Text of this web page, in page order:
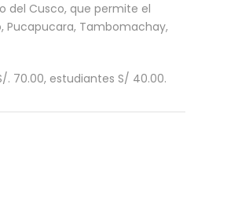
del Cusco, que permite el
Pucapucara, Tambomachay,
. 70.00, estudiantes S/ 40.00.